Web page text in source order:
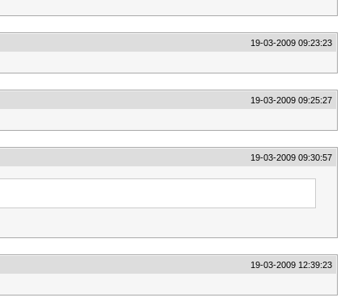
19-03-2009 09:23:23
19-03-2009 09:25:27
19-03-2009 09:30:57
19-03-2009 12:39:23